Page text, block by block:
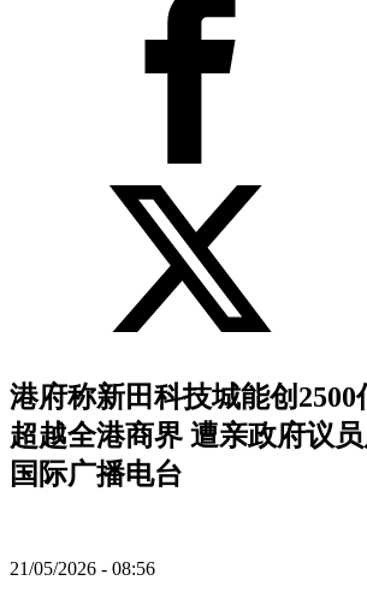
港府称新田科技城能创2500
超越全港商界 遭亲政府议
国际广播电台
21/05/2026 - 08:56